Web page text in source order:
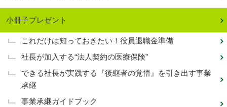
小冊子プレゼント
これだけは知っておきたい！役員退職金準備
社長が加入する“法人契約の医療保険”
できる社長が実践する『後継者の覚悟』を引き出す事業
承継
事業承継ガイドブック